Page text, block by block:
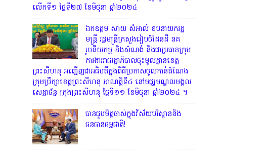
លើកទី១ ថ្ងៃទី២៧ ខែមិថុនា ឆ្នាំ២០២៤
ឯកឧត្តម សាយ សំអាល់ ឧបនាយករដ្ឋ
មន្ត្រី រដ្ឋមន្ត្រីក្រសួងរៀបចំដែនដី នគ
រូបនីយកម្ម និងសំណង់ និងជាប្រធានក្រុម
ការងាររាជរដ្ឋាភិបាលចុះមូលដ្ឋានខេត្ត
ព្រះសីហនុ អញ្ជើញជាអធិបតីក្នុងពិធីប្រកាសចូលកាន់តំណែង
ក្រុមប្រឹក្សាខេត្តព្រះសីហនុ អាណត្តិទី៤ នៅមជ្ឈមណ្ឌលមង្គល
សេដ្ឋាច័ន្ទ ក្រុងព្រះសីហនុ ថ្ងៃទី១១ ខែមិថុនា ឆ្នាំ២០២៤ ។
បានជួបមិត្តចាស់ក្នុងវិស័យបរិស្ថាននិង
ធនធានធម្មជាតិ!